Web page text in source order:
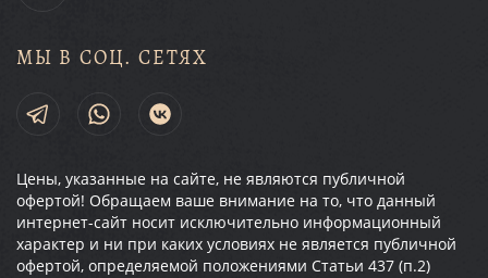
МЫ В СОЦ. СЕТЯХ
Цены, указанные на сайте, не являются публичной
офертой! Обращаем ваше внимание на то, что данный
интернет-сайт носит исключительно информационный
характер и ни при каких условиях не является публичной
офертой, определяемой положениями Статьи 437 (п.2)